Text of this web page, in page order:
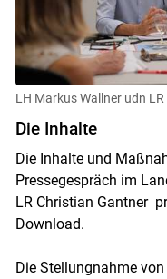
LH Markus Wallner udn
Die Inhalte
Die Inhalte und
Pressegespräch im
LR Christian Gantner
Download.
Die Stellungnahme